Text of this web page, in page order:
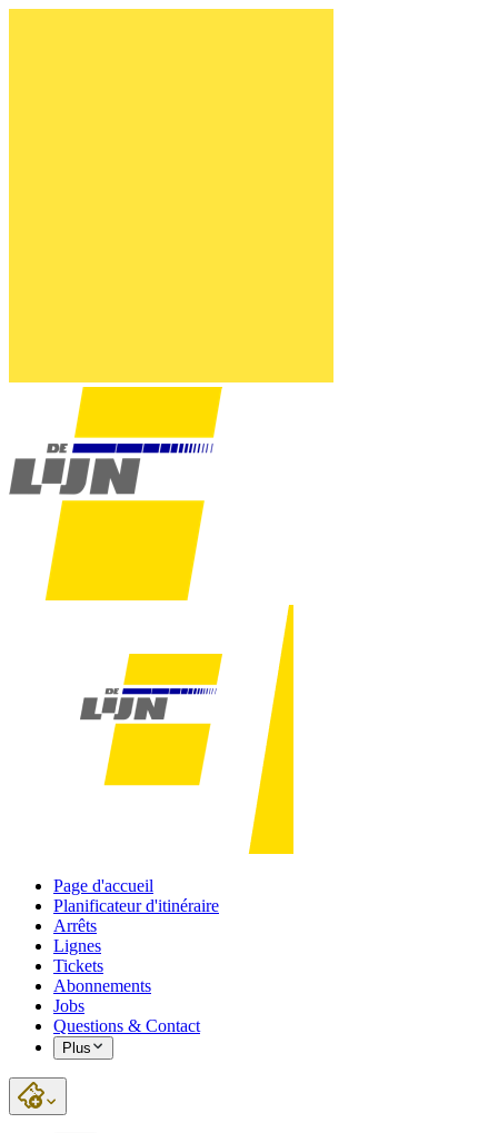
Page d'accueil
Planificateur d'itinéraire
Arrêts
Lignes
Tickets
Abonnements
Jobs
Questions & Contact
Plus